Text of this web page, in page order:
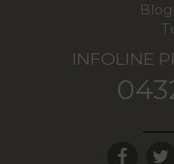
INFOLINE